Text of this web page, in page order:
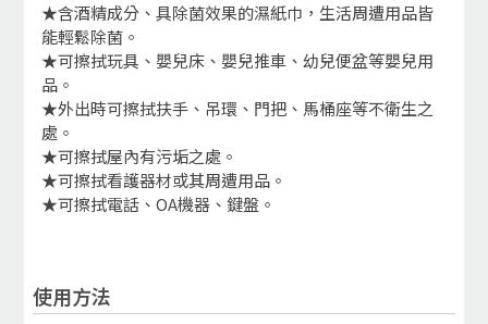
★含酒精成分、具除菌效果的濕紙巾，生活周遭用品皆
能輕鬆除菌。
★可擦拭玩具、嬰兒床、嬰兒推車、幼兒便盆等嬰兒用
品。
★外出時可擦拭扶手、吊環、門把、馬桶座等不衛生之
處。
★可擦拭屋內有污垢之處。
★可擦拭看護器材或其周遭用品。
★可擦拭電話、OA機器、鍵盤。
使用方法